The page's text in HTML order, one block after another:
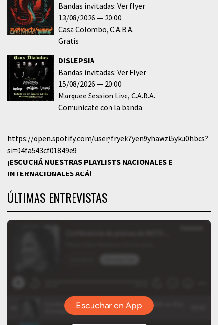
Bandas invitadas: Ver flyer
13/08/2026
20:00
Casa Colombo C.A.B.A.
Gratis
DISLEPSIA
Bandas invitadas: Ver Flyer
15/08/2026
20:00
Marquee Session Live C.A.B.A.
Comunicate con la banda
https://open.spotify.com/user/fryek7yen9yhawzi5yku0hbcs?
si=04fa543cf01849e9
¡ESCUCHÁ NUESTRAS PLAYLISTS NACIONALES E
INTERNACIONALESACÁ!
ÚLTIMAS ENTREVISTAS